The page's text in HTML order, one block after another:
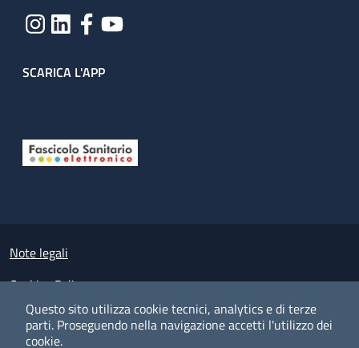
Questo sito utilizza cookie tecnici, analytics e di terze
parti. Proseguendo nella navigazione accetti l'utilizzo dei
cookie.
SCARICA L'APP
Small prints
Note legali
Cookies Policy
Policy privacy e protezione del dato personale